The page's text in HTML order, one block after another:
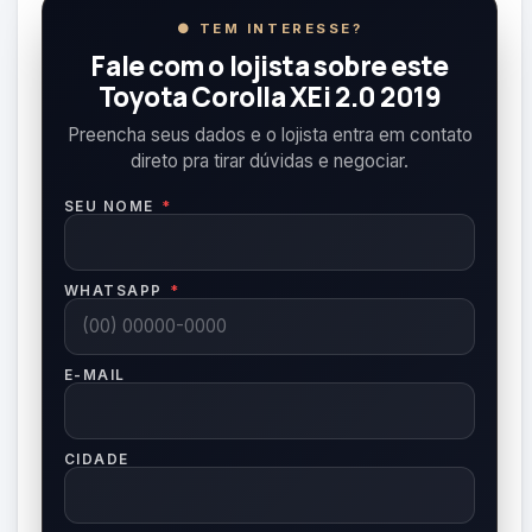
● TEM INTERESSE?
Fale com o lojista sobre este
Toyota Corolla XEi 2.0 2019
Preencha seus dados e o lojista entra em contato
direto pra tirar dúvidas e negociar.
SEU NOME *
WHATSAPP *
E-MAIL
CIDADE